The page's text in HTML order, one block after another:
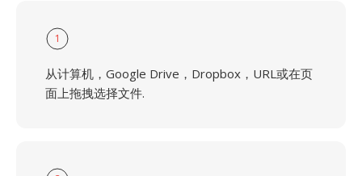
1
从计算机，Google Drive，Dropbox，URL或在页
面上拖拽选择文件.